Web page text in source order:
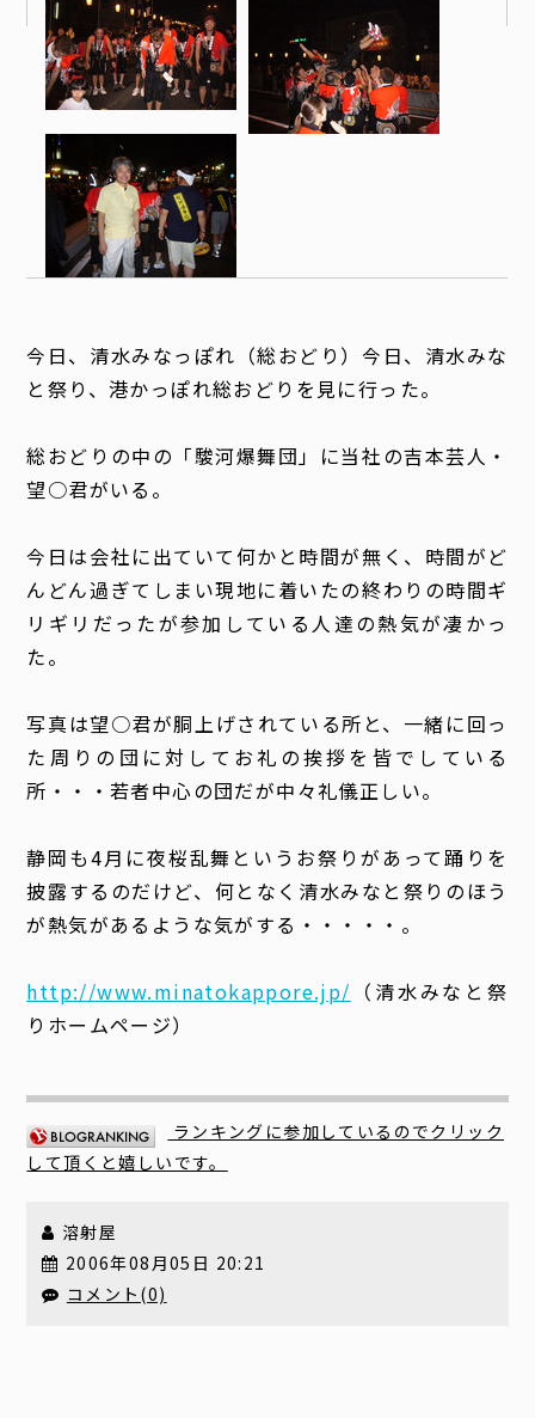
今日、清水みなっぽれ（総おどり）今日、清水みな
と祭り、港かっぽれ総おどりを見に行った。
総おどりの中の「駿河爆舞団」に当社の吉本芸人・
望○君がいる。
今日は会社に出ていて何かと時間が無く、時間がど
んどん過ぎてしまい現地に着いたの終わりの時間ギ
リギリだったが参加している人達の熱気が凄かっ
た。
写真は望○君が胴上げされている所と、一緒に回っ
た周りの団に対してお礼の挨拶を皆でしている
所・・・若者中心の団だが中々礼儀正しい。
静岡も4月に夜桜乱舞というお祭りがあって踊りを
披露するのだけど、何となく清水みなと祭りのほう
が熱気があるような気がする・・・・・。
http://www.minatokappore.jp/ （清水みなと祭
りホームページ）
ランキングに参加しているのでクリック
して頂くと嬉しいです。
溶射屋
2006年08月05日 20:21
コメント(0)